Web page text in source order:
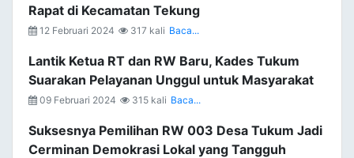
Rapat di Kecamatan Tekung
12 Februari 2024 317 kali Baca...
Lantik Ketua RT dan RW Baru, Kades Tukum
Suarakan Pelayanan Unggul untuk Masyarakat
09 Februari 2024 315 kali Baca...
Suksesnya Pemilihan RW 003 Desa Tukum Jadi
Cerminan Demokrasi Lokal yang Tangguh